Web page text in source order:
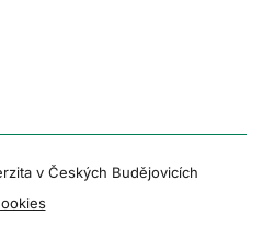
v Českých Budějovicích